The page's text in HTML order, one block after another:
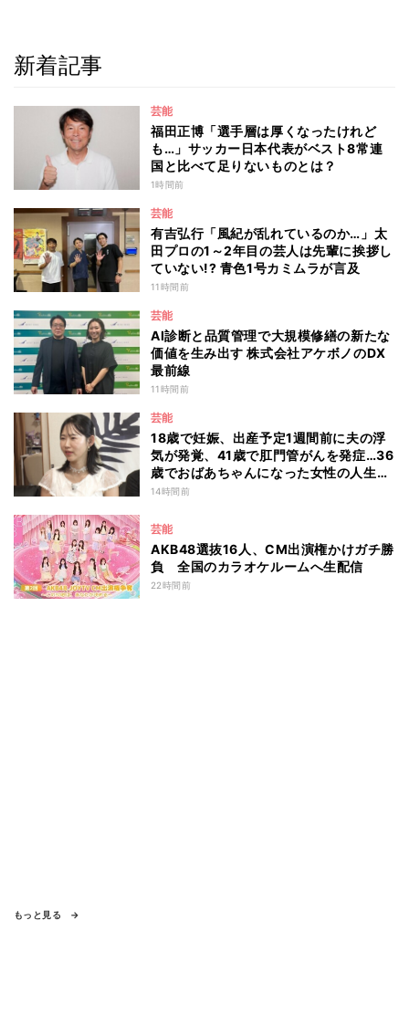
新着記事
芸能
福田正博「選手層は厚くなったけれど
も…」サッカー日本代表がベスト8常連
国と比べて足りないものとは？
1時間前
芸能
有吉弘行「風紀が乱れているのか…」太
田プロの1～2年目の芸人は先輩に挨拶し
ていない!? 青色1号カミムラが言及
11時間前
芸能
AI診断と品質管理で大規模修繕の新たな
価値を生み出す 株式会社アケボノのDX
最前線
11時間前
芸能
18歳で妊娠、出産予定1週間前に夫の浮
気が発覚、41歳で肛門管がんを発症…36
歳でおばあちゃんになった女性の人生に
島田珠代も思わず涙 『愛のハイエナ
14時間前
芸能
AKB48選抜16人、CM出演権かけガチ勝
負 全国のカラオケルームへ生配信
22時間前
もっと見る